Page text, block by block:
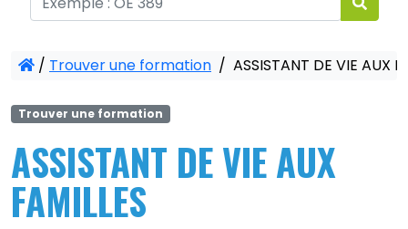
/ Trouver une formation / ASSISTANT DE VIE AUX
Trouver une formation
ASSISTANT DE VIE AUX
FAMILLES